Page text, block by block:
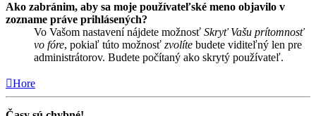
Ako zabránim, aby sa moje používateľské meno objavilo v
zozname práve prihlásených?
Vo Vašom nastavení nájdete možnosť Skryť Vašu prítomnosť
vo fóre, pokiaľ túto možnosť zvolíte budete viditeľný len pre
administrátorov. Budete počítaný ako skrytý používateľ.
Hore